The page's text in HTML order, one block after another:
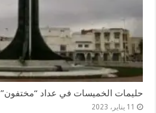
حليمات الخميسات في عداد “مختفون”
11 يناير، 2023